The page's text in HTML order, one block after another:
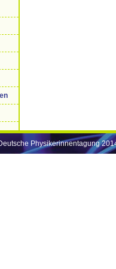
Physikerinnentagung